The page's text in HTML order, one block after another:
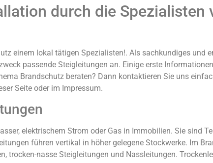
durch die Spezialisten
einem lokal tätigen Spezialisten!. Als sachkundiges und
passende Steigleitungen an. Einige erste
Brandschutz beraten? Dann kontaktieren Sie uns
Seite oder im Impressum.
elektrischem Strom oder Gas in Immobilien. Sie sind
führen vertikal in höher gelegene Stockwerke. Im
trocken-nasse Steigleitungen und Nassleitungen.